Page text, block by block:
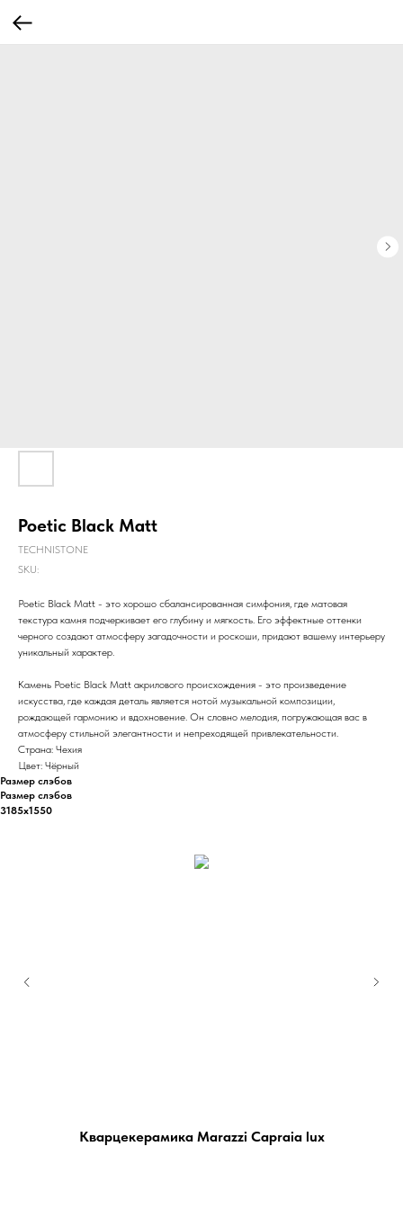
Poetic Black Matt
TECHNISTONE
SKU:
Poetic Black Matt - это хорошо сбалансированная симфония, где матовая
текстура камня подчеркивает его глубину и мягкость. Его эффектные оттенки
черного создают атмосферу загадочности и роскоши, придают вашему интерьеру
уникальный характер.
Камень Poetic Black Matt акрилового происхождения - это произведение
искусства, где каждая деталь является нотой музыкальной композиции,
рождающей гармонию и вдохновение. Он словно мелодия, погружающая вас в
атмосферу стильной элегантности и непреходящей привлекательности.
Страна: Чехия
Цвет: Чёрный
Размер слэбов
Размер слэбов
3185х1550
Кварцекерамика Marazzi Capraia lux